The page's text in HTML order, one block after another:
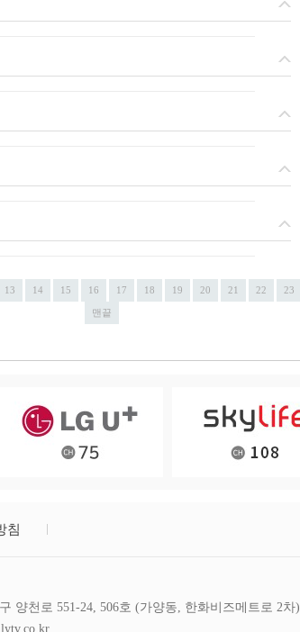
13 14 15 16 17 18 19 20 21 22 23
맨끝
침
양천로 551-24, 506호 (가양동, 한화비즈메트로 2차)